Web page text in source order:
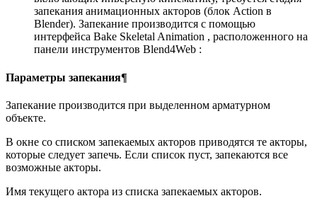
запекания анимационных акторов (блок Action в
Blender). Запекание производится с помощью
интерфейса Bake Skeletal Animation , расположенного на
панели инструментов Blend4Web :
Параметры запекания¶
Запекание производится при выделенном арматурном
объекте.
В окне со списком запекаемых акторов приводятся те акторы,
которые следует запечь. Если список пуст, запекаются все
возможные акторы.
Имя текущего актора из списка запекаемых акторов.